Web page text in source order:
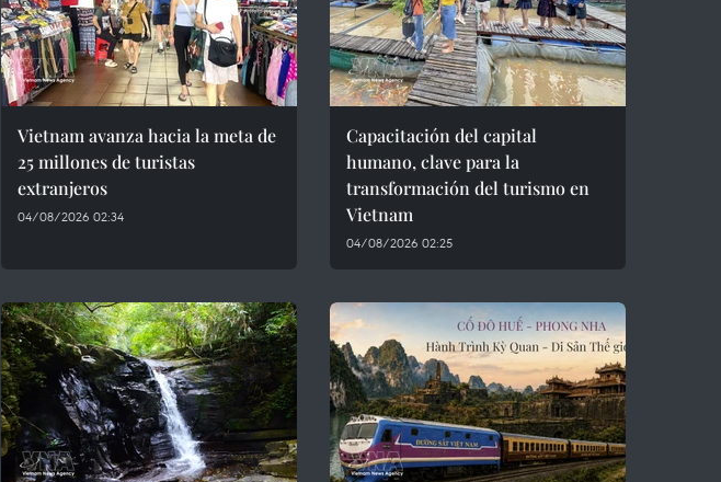
Vietnam avanza hacia la meta de
25 millones de turistas
extranjeros
04/08/2026 02:34
Capacitación del capital
humano, clave para la
transformación del turismo en
Vietnam
04/08/2026 02:25